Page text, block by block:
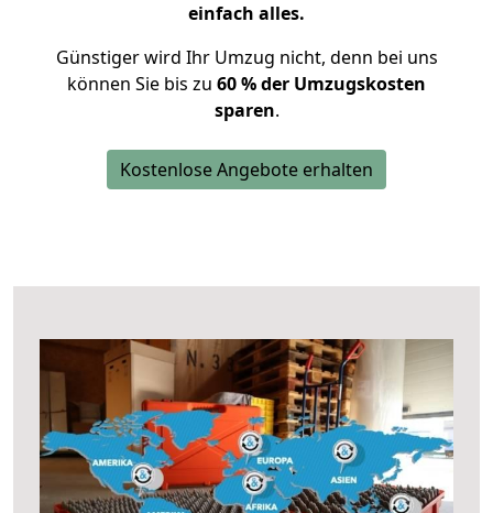
einfach alles.
Günstiger wird Ihr Umzug nicht, denn bei uns
können Sie bis zu 60 % der Umzugskosten
sparen.
Kostenlose Angebote erhalten